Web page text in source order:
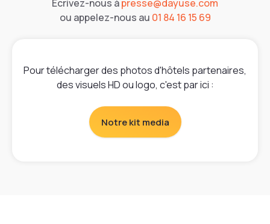
Écrivez-nous àpresse@dayuse.com
ou appelez-nous au 01 84 16 15 69
Pour télécharger des photos d'hôtels partenaires,
des visuels HD ou logo, c'est par ici :
Notre kit media